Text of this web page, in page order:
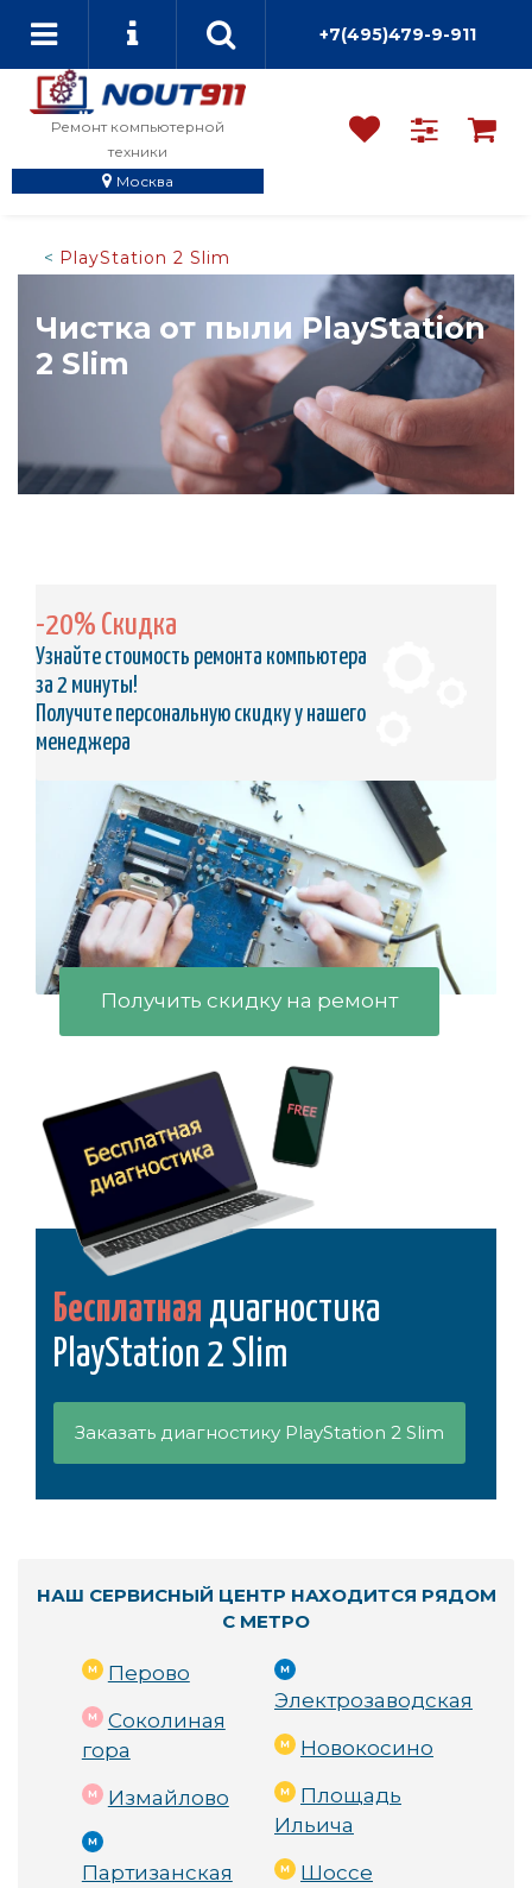
+7(495)479-9-911
Ремонт компьютерной
техники
Москва
PlayStation 2 Slim
Чистка от пыли PlayStation
2 Slim
-20% Скидка
Узнайте стоимость ремонта компьютера
за 2 минуты!
Получите персональную скидку у нашего
менеджера
Получить скидку на ремонт
Бесплатная диагностика
PlayStation 2 Slim
Заказать диагностику PlayStation 2 Slim
НАШ СЕРВИСНЫЙ ЦЕНТР НАХОДИТСЯ РЯДОМ
С МЕТРО
Перово
Соколиная
гора
Измайлово
Партизанская
Электрозаводская
Новокосино
Площадь
Ильича
Шоссе